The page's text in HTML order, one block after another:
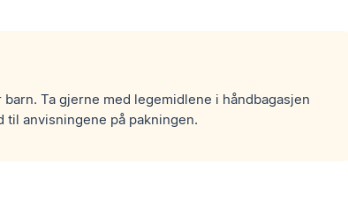
Ta gjerne med legemidlene i håndbagasjen
anvisningene på pakningen.